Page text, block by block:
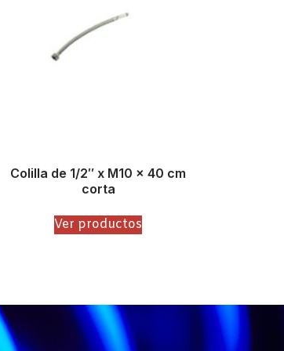
Colilla de 1/2″ x M10 x 40 cm
corta
Ver productos